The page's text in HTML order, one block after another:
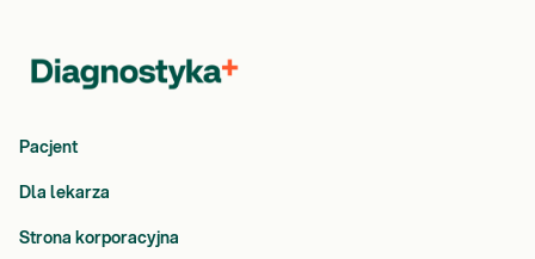
Pacjent
Dla lekarza
Strona korporacyjna